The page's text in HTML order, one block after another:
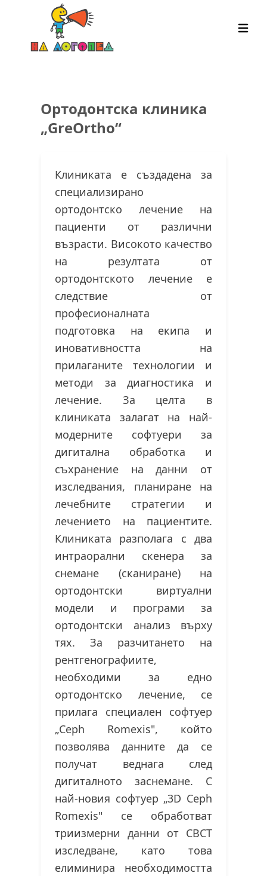
Oртодонтска клиника
„GreOrtho“
Клиниката е създадена за
специализирано
ортодонтско лечение на
пациенти от различни
възрасти. Високото качество
на резултата от
ортодонтското лечение е
следствие от
професионалната
подготовка на екипа и
иновативността на
прилаганите технологии и
методи за диагностика и
лечение. За целта в
клиниката залагат на най-
модерните софтуери за
дигитална обработка и
съхранение на данни от
изследвания, планиране на
лечебните стратегии и
лечението на пациентите.
Клиниката разполага с два
интраорални скенера за
снемане (сканиране) на
ортодонтски виртуални
модели и програми за
ортодонтски анализ върху
тях. За разчитането на
рентгенографиите,
необходими за едно
ортодонтско лечение, се
прилага специален софтуер
„Ceph Romexis", който
позволява данните да се
получат веднага след
дигиталното заснемане. С
най-новия софтуер „3D Ceph
Romexis" се обработват
триизмерни данни от СВСТ
изследване, като това
елиминира необходимостта